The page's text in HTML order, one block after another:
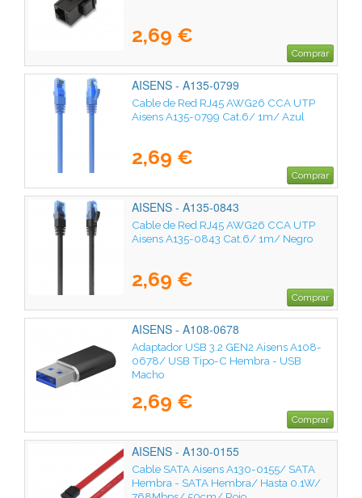
2,69 €
Comprar
AISENS - A135-0799
Cable de Red RJ45 AWG26 CCA UTP
Aisens A135-0799 Cat.6/ 1m/ Azul
2,69 €
Comprar
AISENS - A135-0843
Cable de Red RJ45 AWG26 CCA UTP
Aisens A135-0843 Cat.6/ 1m/ Negro
2,69 €
Comprar
AISENS - A108-0678
Adaptador USB 3.2 GEN2 Aisens A108-
0678/ USB Tipo-C Hembra - USB
Macho
2,69 €
Comprar
AISENS - A130-0155
Cable SATA Aisens A130-0155/ SATA
Hembra - SATA Hembra/ Hasta 0.1W/